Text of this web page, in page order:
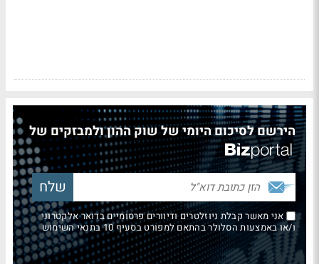
הירשם לסיכום היומי של שוק ההון ולמבזקים של
אני מאשר קבלת ניוזלטרים ודיוורים פרסומיים בדואר אלקטרוני
ו/או באמצעות הסלולר בהתאם למפורט בסעיף 10 בתנאי השימוש